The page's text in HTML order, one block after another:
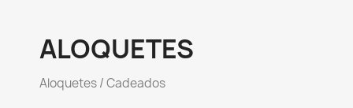
ALOQUETES
Aloquetes / Cadeados